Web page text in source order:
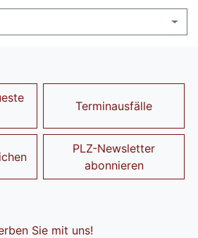
Terminausfälle
PLZ-Newsletter
abonnieren
Sie mit uns!